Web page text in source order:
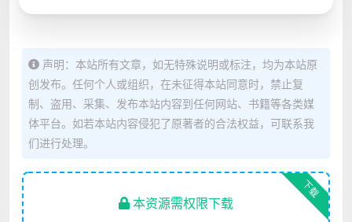
声明：本站所有文章，如无特殊说明或标注，均为本站原
创发布。任何个人或组织，在未征得本站同意时，禁止复
制、盗用、采集、发布本站内容到任何网站、书籍等各类媒
体平台。如若本站内容侵犯了原著者的合法权益，可联系我
们进行处理。
下载
本资源需权限下载